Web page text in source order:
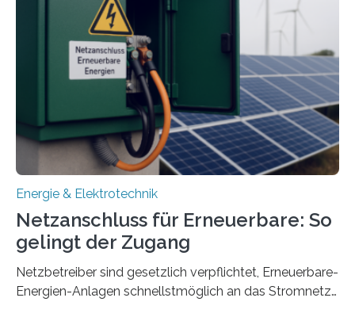
Konzepten zur langfristigen Energiespeicherung in
sektorübergreifend vernetzten Energiesystemen. Das
Projekt startete am 15. Oktober 2025, hat eine Laufzeit
von drei Jahren und ein Gesamtvolumen von rund 2,9
Millionen Euro, wovon 2,6 Millionen Euro durch das
Ministerium für Umwelt, Klima und…
Energie & Elektrotechnik
Netzanschluss für Erneuerbare: So
gelingt der Zugang
Netzbetreiber sind gesetzlich verpflichtet, Erneuerbare-
Energien-Anlagen schnellstmöglich an das Stromnetz